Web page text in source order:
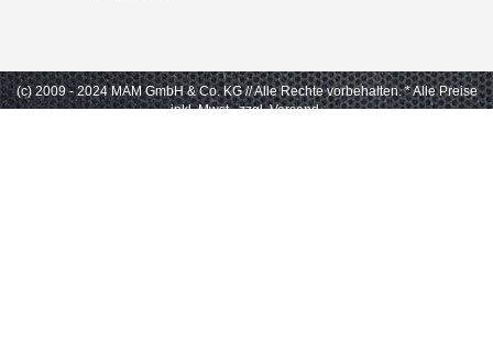
(c) 2009 - 2024 MAM GmbH & Co. KG // Alle Rechte vorbehalten. * Alle Preise
inkl. Mwst., zzgl. Versand.